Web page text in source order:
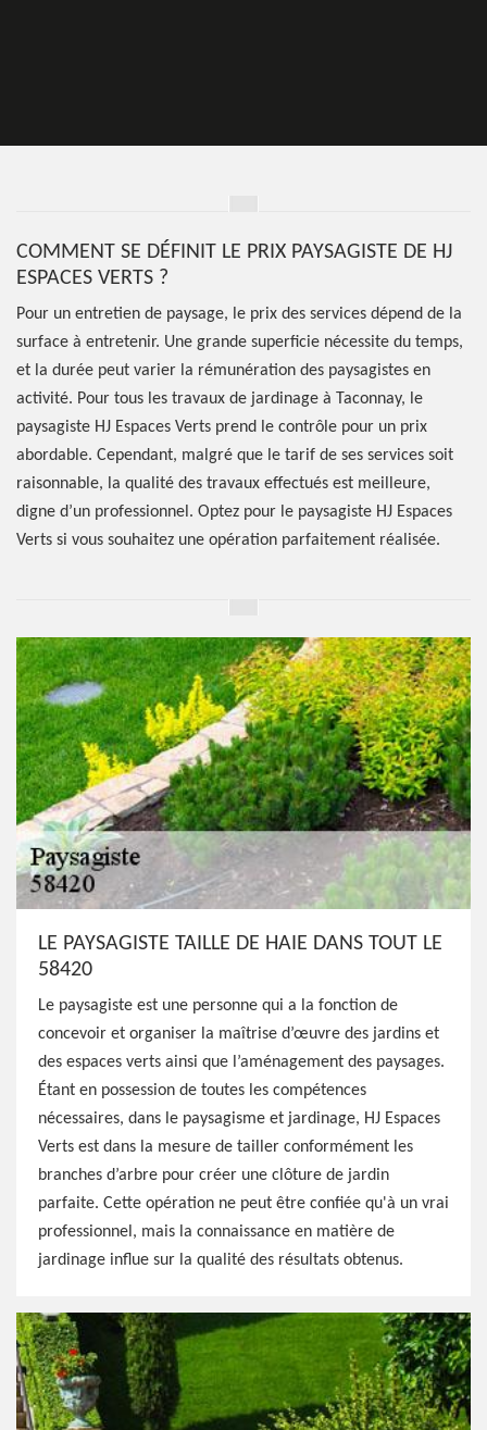
COMMENT SE DÉFINIT LE PRIX PAYSAGISTE DE HJ
ESPACES VERTS ?
Pour un entretien de paysage, le prix des services dépend de la
surface à entretenir. Une grande superficie nécessite du temps,
et la durée peut varier la rémunération des paysagistes en
activité. Pour tous les travaux de jardinage à Taconnay, le
paysagiste HJ Espaces Verts prend le contrôle pour un prix
abordable. Cependant, malgré que le tarif de ses services soit
raisonnable, la qualité des travaux effectués est meilleure,
digne d’un professionnel. Optez pour le paysagiste HJ Espaces
Verts si vous souhaitez une opération parfaitement réalisée.
LE PAYSAGISTE TAILLE DE HAIE DANS TOUT LE
58420
Le paysagiste est une personne qui a la fonction de
concevoir et organiser la maîtrise d’œuvre des jardins et
des espaces verts ainsi que l’aménagement des paysages.
Étant en possession de toutes les compétences
nécessaires, dans le paysagisme et jardinage, HJ Espaces
Verts est dans la mesure de tailler conformément les
branches d’arbre pour créer une clôture de jardin
parfaite. Cette opération ne peut être confiée qu'à un vrai
professionnel, mais la connaissance en matière de
jardinage influe sur la qualité des résultats obtenus.